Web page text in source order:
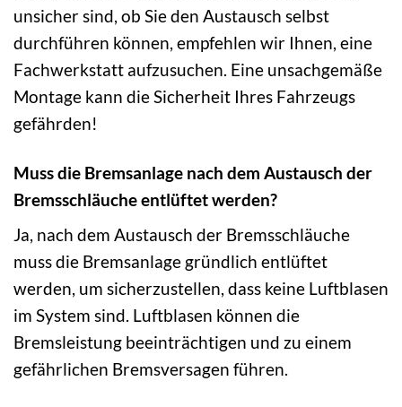
unsicher sind, ob Sie den Austausch selbst
durchführen können, empfehlen wir Ihnen, eine
Fachwerkstatt aufzusuchen. Eine unsachgemäße
Montage kann die Sicherheit Ihres Fahrzeugs
gefährden!
Muss die Bremsanlage nach dem Austausch der
Bremsschläuche entlüftet werden?
Ja, nach dem Austausch der Bremsschläuche
muss die Bremsanlage gründlich entlüftet
werden, um sicherzustellen, dass keine Luftblasen
im System sind. Luftblasen können die
Bremsleistung beeinträchtigen und zu einem
gefährlichen Bremsversagen führen.